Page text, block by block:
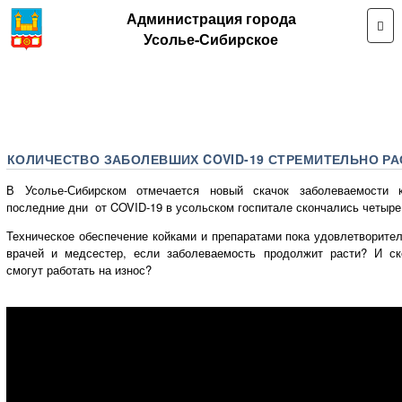
Администрация города
Усолье-Сибирское
КОЛИЧЕСТВО ЗАБОЛЕВШИХ COVID-19 СТРЕМИТЕЛЬНО
В Усолье-Сибирском отмечается новый скачок заболеваемости
последние дни от COVID-19 в усольском госпитале скончались
Техническое обеспечение койками и препаратами пока
врачей и медсестер, если заболеваемость продолжит расти? И
смогут работать на износ?